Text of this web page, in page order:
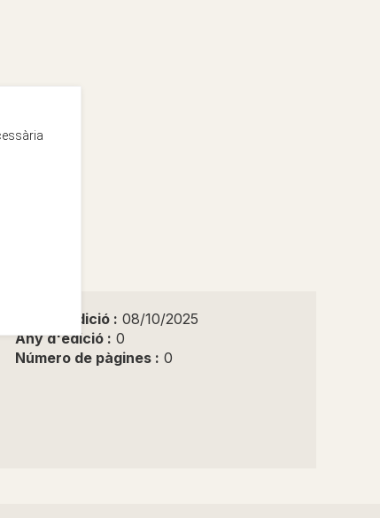
Data d'edició : 08/10/2025
Any d'edició : 0
Número de pàgines : 0